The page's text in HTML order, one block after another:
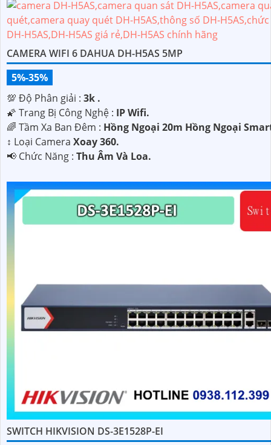
CAMERA WIFI 6 DAHUA DH-H5AS 5MP
5%-35%
💯 Độ Phân giải : 3k .
🌠 Trang Bị Công Nghệ : IP Wifi.
🌈 Tầm Xa Ban Đêm : Hồng Ngoại 20m Hồng Ngoại
↕️ Loại Camera Xoay 360.
️📢 Chức Năng : Thu Âm Và Loa.
SWITCH HIKVISION DS-3E1528P-EI